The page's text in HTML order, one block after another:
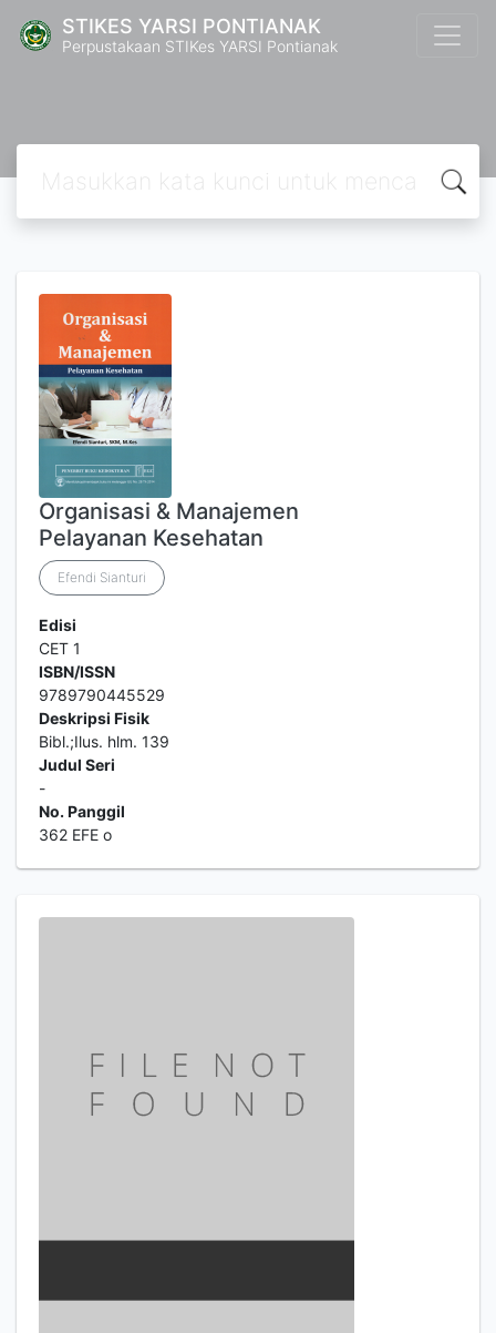
STIKES YARSI PONTIANAK
Perpustakaan STIKes YARSI Pontianak
Organisasi & Manajemen
Pelayanan Kesehatan
Efendi Sianturi
Edisi
CET 1
ISBN/ISSN
9789790445529
Deskripsi Fisik
Bibl.;Ilus. hlm. 139
Judul Seri
-
No. Panggil
362 EFE o